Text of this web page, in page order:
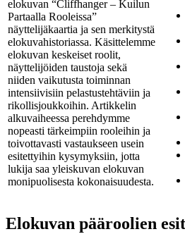
elokuvan “Cliffhanger – Kuilun
Partaalla Rooleissa”
näyttelijäkaartia ja sen merkitystä
elokuvahistoriassa. Käsittelemme
elokuvan keskeiset roolit,
näyttelijöiden taustoja sekä
niiden vaikutusta toiminnan
intensiivisiin pelastustehtäviin ja
rikollisjoukkoihin. Artikkelin
alkuvaiheessa perehdymme
nopeasti tärkeimpiin rooleihin ja
toivottavasti vastaukseen usein
esitettyihin kysymyksiin, jotta
lukija saa yleiskuvan elokuvan
monipuolisesta kokonaisuudesta.
Elokuvan pääroolien